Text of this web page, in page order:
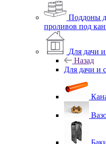
Поддоны
проливов под
Для дачи и
Назад
Для дачи и